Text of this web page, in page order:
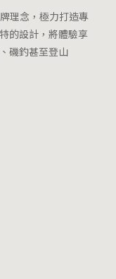
理念，極力打造專
的設計，將體驗享
磯釣甚至登山